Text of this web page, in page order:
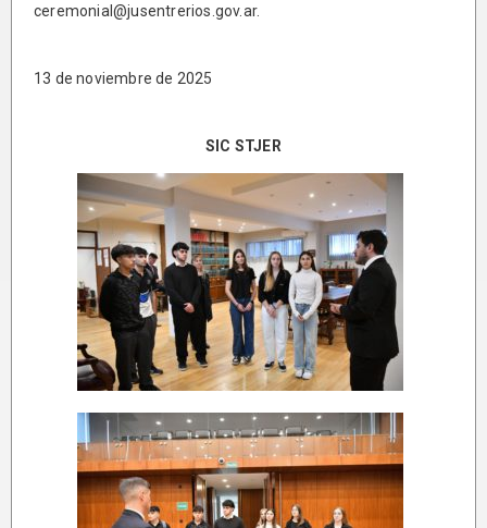
ceremonial@jusentrerios.gov.ar.
13 de noviembre de 2025
SIC STJER